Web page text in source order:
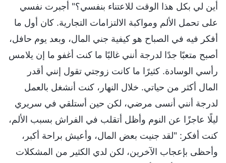
أين لي بكل هذا الوقت للاعتناء بنفسي؟" أجبرت نفسي
على تحمل الألم ومواكبة الالتزامات التجارية. كان أول ما
أفكر فيه في الصباح هو كيفية جني المال، وبعد يوم حافل،
أصبح متعبًا جدًا لدرجة أنني غالبًا ما كنت أغفو ما إن يلامس
رأسي الوسادة. كثيرًا ما كانت زوجتي تقول إنني أقدر
المال أكثر من حياتي. خلال النهار، كنت أنشغل بالعمل
لدرجة أنني أنسى مرضي، لكن حين أستلقي في سريري
ليلًا عاجزًا عن النوم وأظل أتقلب في الفراش بسبب الألم،
كنت أفكر: "لقد جنيت بعض المال، وأعيش براحة أكبر،
وأحظى بإعجاب الآخرين، لكن لدي الكثير من المشكلات